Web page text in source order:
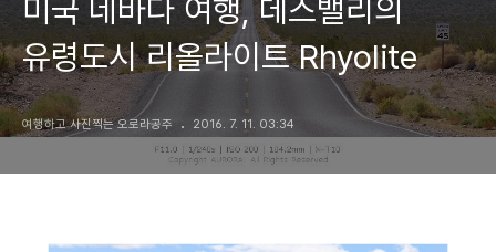
미국 네바다 여행, 데스밸리의
유령도시 리올라이트 Rhyolite‬
여행하고 사진찍는 오로라공주 2016. 7. 11. 03:34